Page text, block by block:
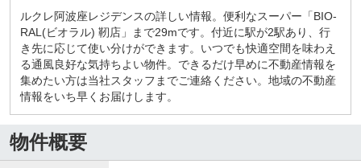
ルクレ阿波座レジデンスの詳しい情報。便利なスーパー「BIO-
RAL(ビオラル) 靭店」まで29mです。付近に駅が2駅あり、行
き先に応じて使い分けができます。いつでも快適空間を味わえ
る通風良好な気持ちよい物件。できるだけ早めに不動産情報を
集めたい方は当社スタッフまでご連絡ください。地域の不動産
情報をいち早くお届けします。
物件概要